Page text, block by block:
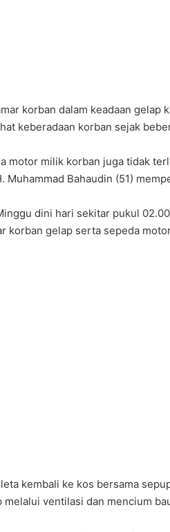
korban dalam keadaan gelap
keberadaan korban sejak
motor milik korban juga tidak
Muhammad Bahaudin (51)
dini hari sekitar pukul
korban gelap serta sepeda
kembali ke kos bersama
ventilasi dan mencium